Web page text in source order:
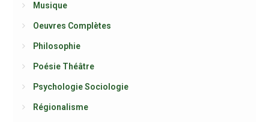
Musique
Oeuvres Complètes
Philosophie
Poésie Théâtre
Psychologie Sociologie
Régionalisme